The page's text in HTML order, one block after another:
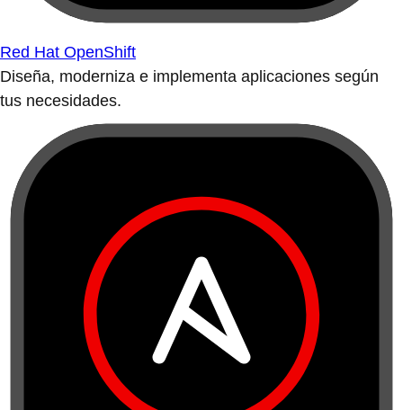
Red Hat OpenShift
Diseña, moderniza e implementa aplicaciones según
tus necesidades.